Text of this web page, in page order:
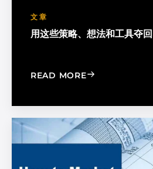
文章
用这些策略、想法和工具夺
READ MORE: TAKE BACK